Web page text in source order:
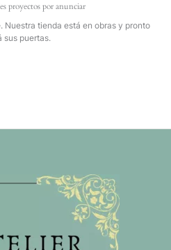
proyectos por anunciar
Nuestra tienda está en obras y pronto
sus puertas.